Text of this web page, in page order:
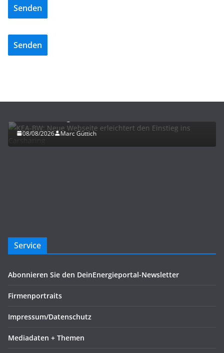
Senden
Senden
08/08/2026 Marc Güttich
Service
Abonnieren Sie den DeinEnergieportal-Newsletter
Firmenportraits
Impressum/Datenschutz
Mediadaten + Themen